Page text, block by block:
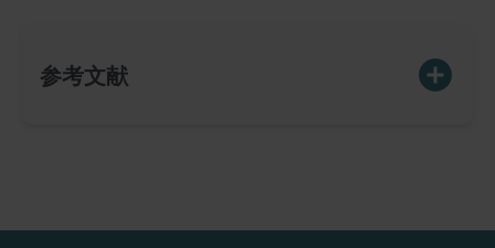
参考文献